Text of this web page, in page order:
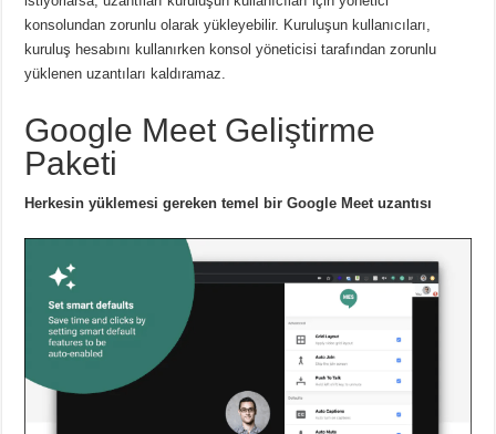
konsolundan zorunlu olarak yükleyebilir. Kuruluşun kullanıcıları,
kuruluş hesabını kullanırken konsol yöneticisi tarafından zorunlu
yüklenen uzantıları kaldıramaz.
Google Meet Geliştirme
Paketi
Herkesin yüklemesi gereken temel bir Google Meet uzantısı